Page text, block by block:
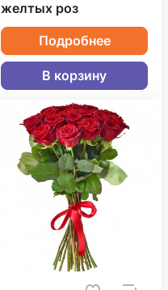
желтых роз
Подробнее
В корзину